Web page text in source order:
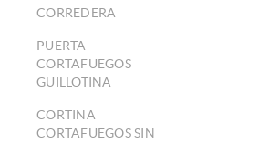
CORREDERA
PUERTA
CORTAFUEGOS
GUILLOTINA
CORTINA
CORTAFUEGOS SIN